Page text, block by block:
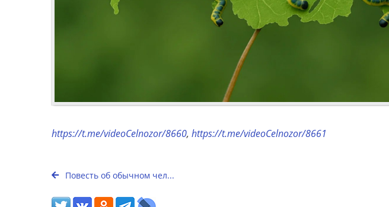
https://t.me/videoCelnozor/8660, https://t.me/videoCelnozor/8661
Повесть об обычном чел...